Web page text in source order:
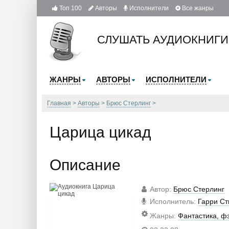
Топ 100 Авторы Исполнители Все жанры
СЛУШАТЬ
ЖАНРЫ АВТОРЫ ИСПОЛНИТЕЛИ
Главная Авторы Брюс Стерлинг
Царица цикад
Описание
Автор: Брюс Стерлинг
Исполнитель: Гарри
Жанры: Фантастика,